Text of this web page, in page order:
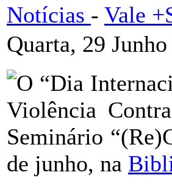
Notícias - Vale
Quarta, 29
O “Dia
Violência
Seminário
de junho, na